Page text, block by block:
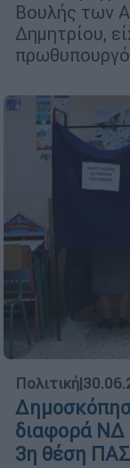
Βουλής των
Δημητρίου,
Πολιτική|
διαφορά ΝΔ
3η θέση